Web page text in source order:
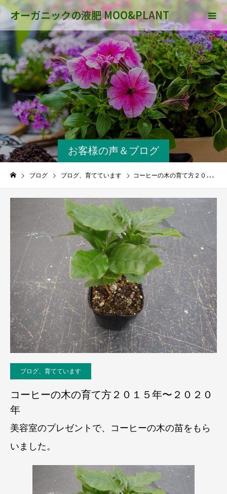
オーガニックの液肥 MOO&PLANT
お客様の声＆ブログ
ブログ ブログ、育てています コーヒーの木の育て方２０１５年〜２０２０年
ブログ、育てています
コーヒーの木の育て方２０１５年〜２０２０
年
美容室のプレゼントで、コーヒーの木の苗をもら
いました。